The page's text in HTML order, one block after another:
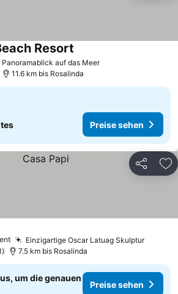
Panoramablick auf das Meer
Resort
11.6 km bis Rosalinda
Preise sehen
Teilen
Einzigartige Oscar Latuag Skulptur
7.5 km bis Rosalinda
um die genauen
Preise sehen